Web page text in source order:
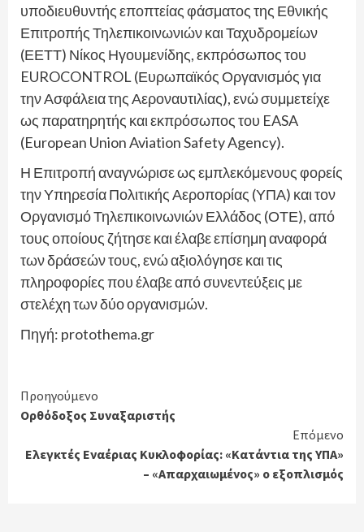
υποδιευθυντής εποπτείας φάσματος της Εθνικής
Επιτροπής Τηλεπικοινωνιών και Ταχυδρομείων
(ΕΕΤΤ) Νίκος Ηγουμενίδης, εκπρόσωπος του
EUROCONTROL (Ευρωπαϊκός Οργανισμός για
την Ασφάλεια της Αεροναυτιλίας), ενώ συμμετείχε
ως παρατηρητής και εκπρόσωπος του EASA
(European Union Aviation Safety Agency).
Η Επιτροπή αναγνώρισε ως εμπλεκόμενους φορείς
την Υπηρεσία Πολιτικής Αεροπορίας (ΥΠΑ) και τον
Οργανισμό Τηλεπικοινωνιών Ελλάδος (ΟΤΕ), από
τους οποίους ζήτησε και έλαβε επίσημη αναφορά
των δράσεών τους, ενώ αξιολόγησε και τις
πληροφορίες που έλαβε από συνεντεύξεις με
στελέχη των δύο οργανισμών.
Πηγή: protothema.gr
Continue
Reading
Προηγούμενο
Ορθόδοξος Συναξαριστής
Επόμενο
Ελεγκτές Εναέριας Κυκλοφορίας: «Κατάντια της ΥΠΑ»
– «Απαρχαιωμένος» ο εξοπλισμός